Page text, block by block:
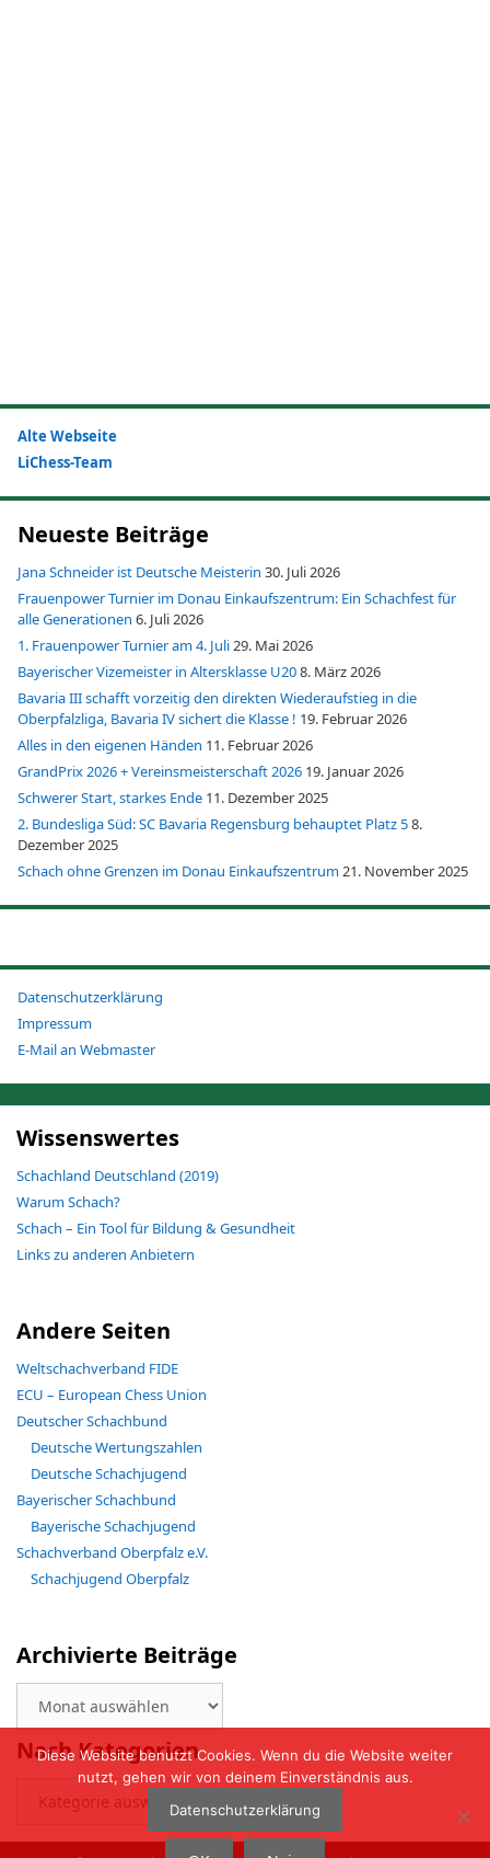
Alte Webseite
LiChess-Team
Neueste Beiträge
Jana Schneider ist Deutsche Meisterin 30. Juli 2026
Frauenpower Turnier im Donau Einkaufszentrum: Ein Schachfest für
alle Generationen 6. Juli 2026
1. Frauenpower Turnier am 4. Juli29. Mai 2026
Bayerischer Vizemeister in Altersklasse U208. März 2026
Bavaria III schafft vorzeitig den direkten Wiederaufstieg in die
Oberpfalzliga, Bavaria IV sichert die Klasse ! 19. Februar 2026
Alles in den eigenen Händen 11. Februar 2026
GrandPrix 2026 + Vereinsmeisterschaft 2026 19. Januar 2026
Schwerer Start, starkes Ende 11. Dezember 2025
2. Bundesliga Süd: SC Bavaria Regensburg behauptet Platz 58.
Dezember 2025
Schach ohne Grenzen im Donau Einkaufszentrum21. November 2025
Datenschutzerklärung
Impressum
E-Mail an Webmaster
Wissenswertes
Schachland Deutschland (2019)
Warum Schach?
Schach – Ein Tool für Bildung & Gesundheit
Links zu anderen Anbietern
Andere Seiten
Weltschachverband FIDE
ECU – European Chess Union
Deutscher Schachbund
Deutsche Wertungszahlen
Deutsche Schachjugend
Bayerischer Schachbund
Bayerische Schachjugend
Schachverband Oberpfalz e.V.
Schachjugend Oberpfalz
Archivierte Beiträge
Beiträge
Nach Kategorien
Kategorien
Diese Website benutzt Cookies. Wenn du die Website weiter
nutzt, gehen wir von deinem Einverständnis aus.
Datenschutzerklärung